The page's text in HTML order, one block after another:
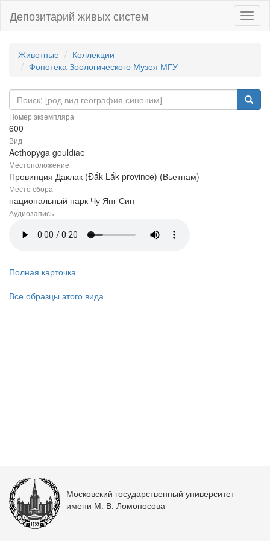
Депозитарий живых систем
Животные
Коллекции
Фонотека Зоологического Музея МГУ
Номер экземпляра
600
Вид
Aethopyga gouldiae
Местоположение
Провинция Даклак (Đắk Lắk province) (Вьетнам)
Место сбора
национальный парк Чу Янг Син
Аудиозапись
Полная карточка
Все образцы этого вида
Московский государственный университет
имени М. В. Ломоносова